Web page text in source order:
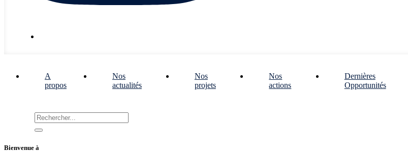
A
propos
Nos
actualités
Nos
projets
Nos
actions
Dernières
Opportunités
Bienvenue à